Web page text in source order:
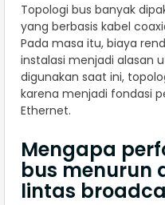
Topologi bus banyak
yang berbasis kabel
Pada masa itu, biaya
instalasi menjadi alasan
digunakan saat ini,
karena menjadi fondasi
Ethernet.
Mengapa
bus menurun
lintas